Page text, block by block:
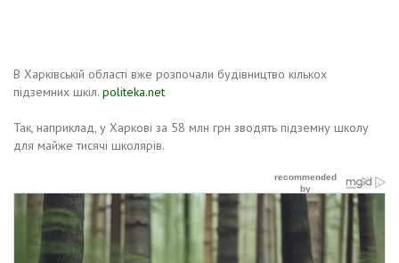
В Харківській області вже розпочали будівництво кількох
підземних шкіл. politeka.net
Так, наприклад, у Харкові за 58 млн грн зводять підземну школу
для майже тисячі школярів.